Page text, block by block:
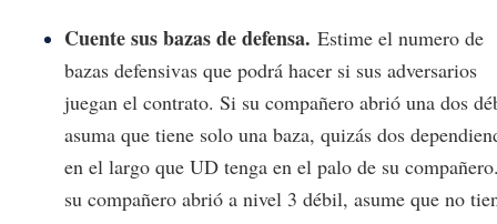
Cuente sus bazas de defensa. Estime el numero de
bazas defensivas que podrá hacer si sus adversarios
juegan el contrato. Si su compañero abrió una dos
asuma que tiene solo una baza, quizás dos
en el largo que UD tenga en el palo de su
su compañero abrió a nivel 3 débil, asume que no